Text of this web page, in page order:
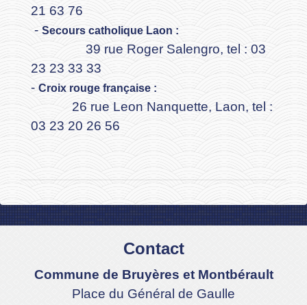
21 63 76
- Secours catholique Laon :
39 rue Roger Salengro, tel : 03
23 23 33 33
- Croix rouge française :
26 rue Leon Nanquette, Laon, tel :
03 23 20 26 56
Contact
Commune de Bruyères et Montbérault
Place du Général de Gaulle